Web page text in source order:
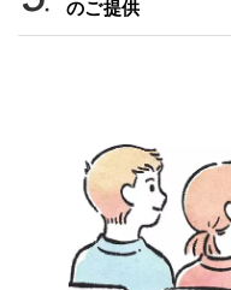
のご提供